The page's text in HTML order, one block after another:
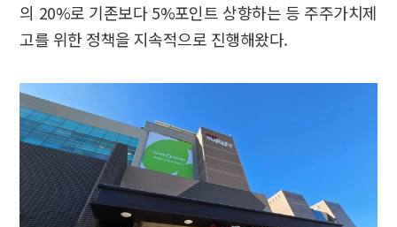
의 20%로 기존보다 5%포인트 상향하는 등 주주가치제
고를 위한 정책을 지속적으로 진행해왔다.